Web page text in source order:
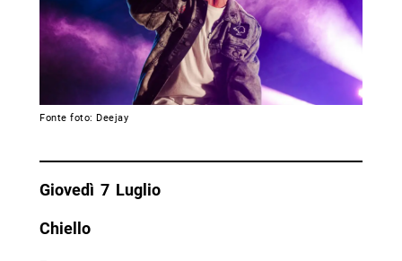
Fonte foto: Deejay
Giovedì 7 Luglio
Chiello